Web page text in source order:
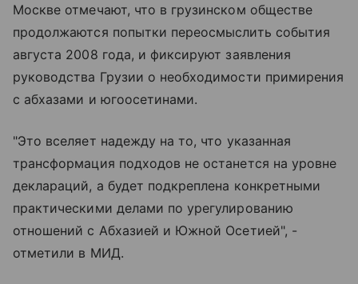
Москве отмечают, что в грузинском обществе
продолжаются попытки переосмыслить события
августа 2008 года, и фиксируют заявления
руководства Грузии о необходимости примирения
с абхазами и югоосетинами.
"Это вселяет надежду на то, что указанная
трансформация подходов не останется на уровне
деклараций, а будет подкреплена конкретными
практическими делами по урегулированию
отношений с Абхазией и Южной Осетией", -
отметили в МИД.